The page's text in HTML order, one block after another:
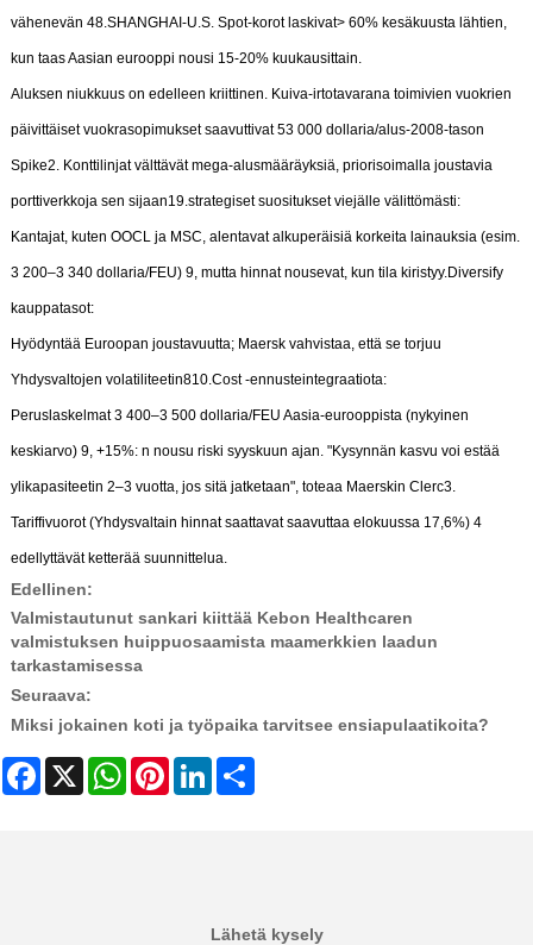
vähenevän 48.SHANGHAI-U.S. Spot-korot laskivat> 60% kesäkuusta lähtien,
kun taas Aasian eurooppi nousi 15-20% kuukausittain.
Aluksen niukkuus on edelleen kriittinen. Kuiva-irtotavarana toimivien vuokrien
päivittäiset vuokrasopimukset saavuttivat 53 000 dollaria/alus-2008-tason
Spike2. Konttilinjat välttävät mega-alusmääräyksiä, priorisoimalla joustavia
porttiverkkoja sen sijaan19.strategiset suositukset viejälle välittömästi:
Kantajat, kuten OOCL ja MSC, alentavat alkuperäisiä korkeita lainauksia (esim.
3 200–3 340 dollaria/FEU) 9, mutta hinnat nousevat, kun tila kiristyy.Diversify
kauppatasot:
Hyödyntää Euroopan joustavuutta; Maersk vahvistaa, että se torjuu
Yhdysvaltojen volatiliteetin810.Cost -ennusteintegraatiota:
Peruslaskelmat 3 400–3 500 dollaria/FEU Aasia-eurooppista (nykyinen
keskiarvo) 9, +15%: n nousu riski syyskuun ajan. "Kysynnän kasvu voi estää
ylikapasiteetin 2–3 vuotta, jos sitä jatketaan", toteaa Maerskin Clerc3.
Tariffivuorot (Yhdysvaltain hinnat saattavat saavuttaa elokuussa 17,6%) 4
edellyttävät ketterää suunnittelua.
Edellinen:
Valmistautunut sankari kiittää Kebon Healthcaren
valmistuksen huippuosaamista maamerkkien laadun
tarkastamisessa
Seuraava:
Miksi jokainen koti ja työpaika tarvitsee ensiapulaatikoita?
Facebook WhatsAppPinterestLinkedIn
Lähetä kysely